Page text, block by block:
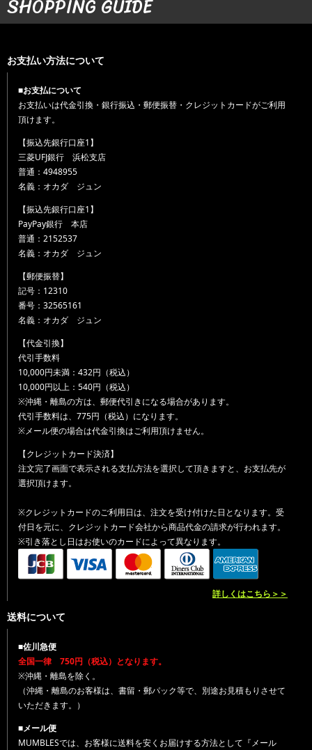
お支払い方法について
■お支払について
お支払いは代金引換・銀行振込・郵便振替・クレジットカードがご利用
頂けます。
【振込先銀行口座1】
三菱UFJ銀行 浜松支店
普通：4948955
名義：オカダ ジュン
【振込先銀行口座1】
PayPay銀行 本店
普通：2152537
名義：オカダ ジュン
【郵便振替】
記号：12310
番号：32565161
名義：オカダ ジュン
【代金引換】
代引手数料
10,000円未満：432円（税込）
10,000円以上：540円（税込）
※沖縄・離島の方は、郵便代引きになる場合があります。
代引手数料は、775円（税込）になります。
※メール便の場合は代金引換はご利用頂けません。
【クレジットカード決済】
注文完了画面で表示される支払方法を選択して頂きますと、お支払先が
選択頂けます。
※クレジットカードのご利用日は、注文を受け付けた日となります。受
付日を元に、クレジットカード会社から商品代金の請求が行われます。
※引き落とし日はお使いのカードによって異なります。
詳しくはこちら＞＞
送料について
■佐川急便
全国一律 750円（税込）となります。
※沖縄・離島を除く。
（沖縄・離島のお客様は、書留・郵パック等で、別途お見積もりさせて
いただきます。）
■メール便
MUMBLESでは、お客様に送料を安くお届けする方法として『メール